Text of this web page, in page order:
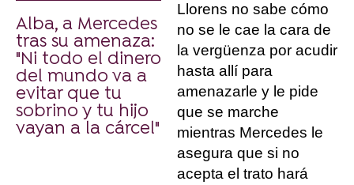
Alba, a Mercedes
tras su amenaza:
"Ni todo el dinero
del mundo va a
evitar que tu
sobrino y tu hijo
vayan a la cárcel"
Llorens no sabe cómo
no se le cae la cara de
la vergüenza por acudir
hasta allí para
amenazarle y le pide
que se marche
mientras Mercedes le
asegura que si no
acepta el trato hará